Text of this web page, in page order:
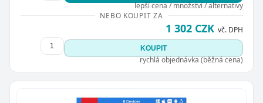
lepší cena / množství / alternativy
NEBO KOUPIT ZA
1 302 CZK vč. DPH
KOUPIT
rychlá objednávka (běžná cena)